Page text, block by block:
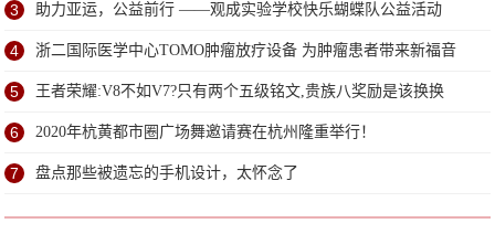
3 助力亚运，公益前行 ——观成实验学校快乐蝴蝶队公益活动
4 浙二国际医学中心TOMO肿瘤放疗设备 为肿瘤患者带来新福音
5 王者荣耀:V8不如V7?只有两个五级铭文,贵族八奖励是该换换
6 2020年杭黄都市圈广场舞邀请赛在杭州隆重举行！
7 盘点那些被遗忘的手机设计，太怀念了